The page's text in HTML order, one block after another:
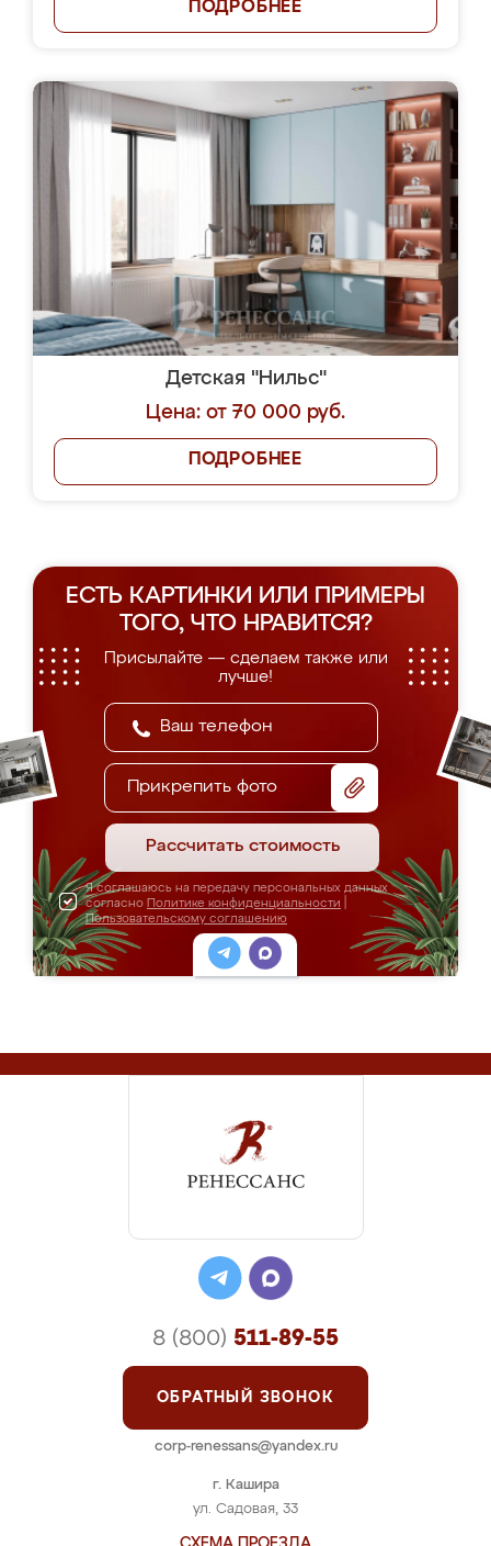
ПОДРОБНЕЕ
Детская "Нильс"
Цена: от 70 000 руб.
ПОДРОБНЕЕ
ЕСТЬ КАРТИНКИ ИЛИ ПРИМЕРЫ
ТОГО, ЧТО НРАВИТСЯ?
Присылайте — сделаем также или
лучше!
Прикрепить фото
Рассчитать стоимость
Я соглашаюсь на передачу персональных данных
согласно Политике конфиденциальности
Пользовательскому соглашению
г. Кашира
ул. Садовая, 33
8 (800) 511-89-55
ОБРАТНЫЙ ЗВОНОК
corp-renessans@yandex.ru